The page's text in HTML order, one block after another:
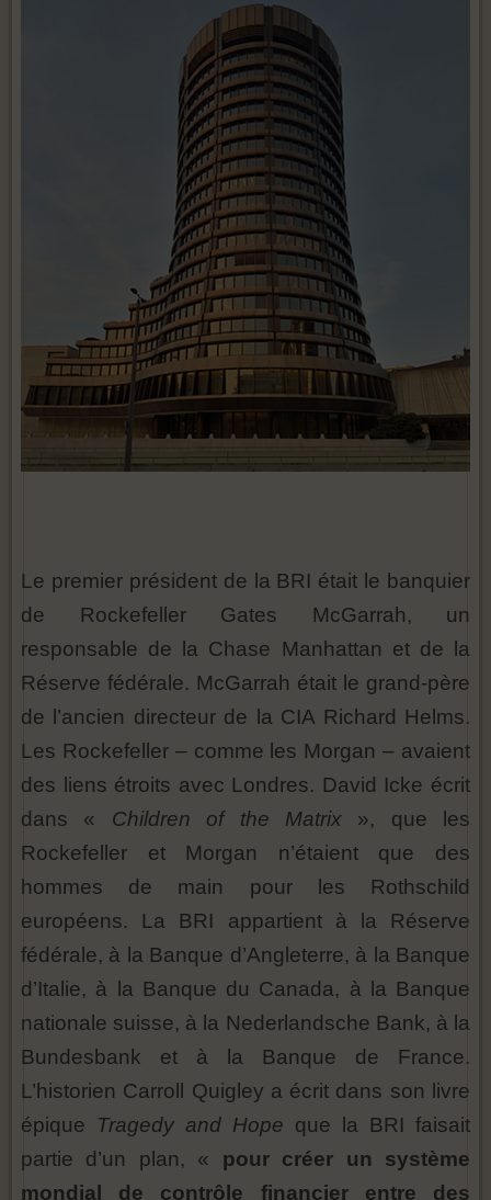
Le premier président de la BRI était le banquier
de Rockefeller Gates McGarrah, un
responsable de la Chase Manhattan et de la
Réserve fédérale. McGarrah était le grand-père
de l’ancien directeur de la CIA Richard Helms.
Les Rockefeller – comme les Morgan – avaient
des liens étroits avec Londres. David Icke écrit
dans « Children of the Matrix», que les
Rockefeller et Morgan n’étaient que des
hommes de main pour les Rothschild
européens. La BRI appartient à la Réserve
fédérale, à la Banque d’Angleterre, à la Banque
d’Italie, à la Banque du Canada, à la Banque
nationale suisse, à la Nederlandsche Bank, à la
Bundesbank et à la Banque de France.
L’historien Carroll Quigley a écrit dans son livre
épique Tragedy and Hope que la BRI faisait
partie d’un plan, « pour créer un système
mondial de contrôle financier entre des